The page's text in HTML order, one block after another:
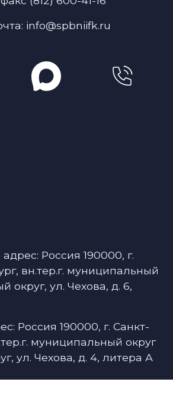
info@spbniifk.ru
Россия 190000, г.
вн.тер.г. муниципальный
округ, ул. Чехова, д. 6,
Россия 190000, г. Санкт-
муниципальный округ
ул. Чехова, д. 4, литера А